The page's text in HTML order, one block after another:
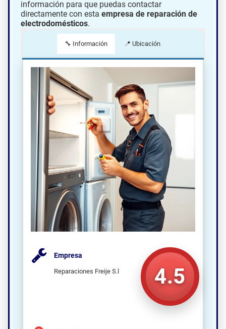
📍 Cómo llegar
información para que puedas contactar
directamente con esta empresa de reparación de
electrodomésticos.
🔧 Información 📍 Ubicación
4.5
Empresa
Reparaciones Freije S.l